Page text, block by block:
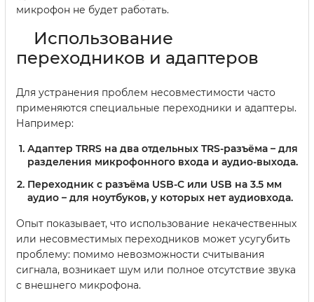
микрофон не будет работать.
Использование
переходников и адаптеров
Для устранения проблем несовместимости часто
применяются специальные переходники и адаптеры.
Например:
Адаптер TRRS на два отдельных TRS-разъёма – для
разделения микрофонного входа и аудио-выхода.
Переходник с разъёма USB-C или USB на 3.5 мм
аудио – для ноутбуков, у которых нет аудиовхода.
Опыт показывает, что использование некачественных
или несовместимых переходников может усугубить
проблему: помимо невозможности считывания
сигнала, возникает шум или полное отсутствие звука
с внешнего микрофона.